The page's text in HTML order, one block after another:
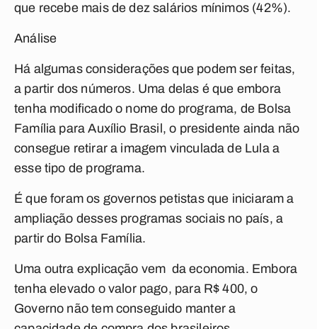
que recebe mais de dez salários mínimos (42%).
Análise
Há algumas considerações que podem ser feitas,
a partir dos números. Uma delas é que embora
tenha modificado o nome do programa, de Bolsa
Família para Auxílio Brasil, o presidente ainda não
consegue retirar a imagem vinculada de Lula a
esse tipo de programa.
É que foram os governos petistas que iniciaram a
ampliação desses programas sociais no país, a
partir do Bolsa Família.
Uma outra explicação vem da economia. Embora
tenha elevado o valor pago, para R$ 400, o
Governo não tem conseguido manter a